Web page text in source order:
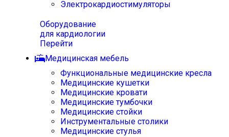
Электрокардиостимуляторы
Оборудование
для кардиологии
Перейти
Медицинская мебель
Функциональные медицинские кресла
Медицинские кушетки
Медицинские кровати
Медицинские тумбочки
Медицинские стойки
Инструментальные столики
Медицинские стулья